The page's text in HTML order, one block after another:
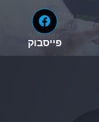
פייסבוק